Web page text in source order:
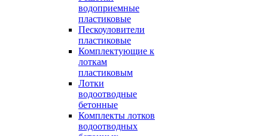
водоприемные
пластиковые
Пескоуловители
пластиковые
Комплектующие к
лоткам
пластиковым
Лотки
водоотводные
бетонные
Комплекты лотков
водоотводных